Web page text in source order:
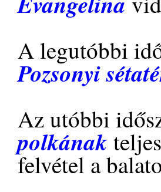
A legutóbbi
Pozsonyi
Az utóbbi
polkának
felvétel a